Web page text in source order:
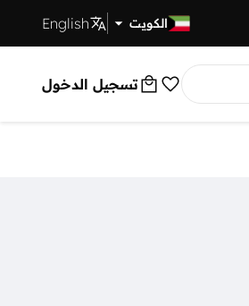
الكويت English
تسجيل الدخول